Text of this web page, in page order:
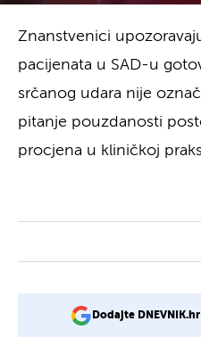
Znanstvenici
pacijenata u SAD-u
srčanog udara nije
pitanje pouzdanosti
procjena u kliničkoj
Dodajte